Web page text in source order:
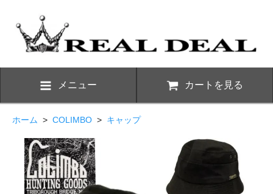
メニュー カートを見る
ホーム > COLIMBO > キャップ